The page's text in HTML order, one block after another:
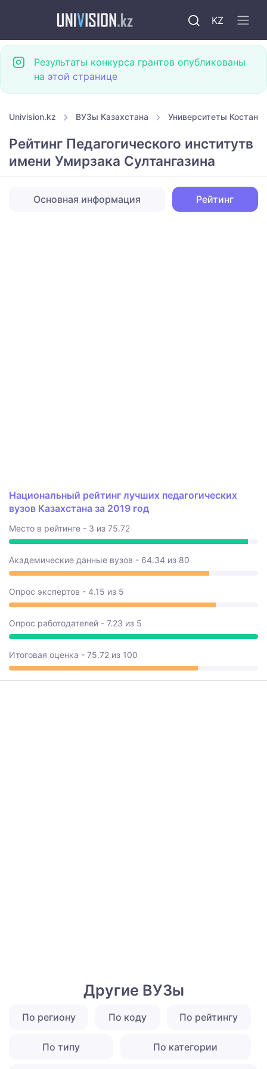
KZ
Результаты конкурса грантов опубликованы
на этой странице
Univision.kz ВУЗы Казахстана Университеты Костаная
Рейтинг Педагогического институтв
имени Умирзака Султангазина
Основная информация Рейтинг
Национальный рейтинг лучших педагогических
вузов Казахстана за 2019 год
Место в рейтинге - 3 из 75.72
Академические данные вузов - 64.34 из 80
Опрос экспертов - 4.15 из 5
Опрос работодателей - 7.23 из 5
Итоговая оценка - 75.72 из 100
Другие ВУЗы
По региону По коду По рейтингу
По типу По категории